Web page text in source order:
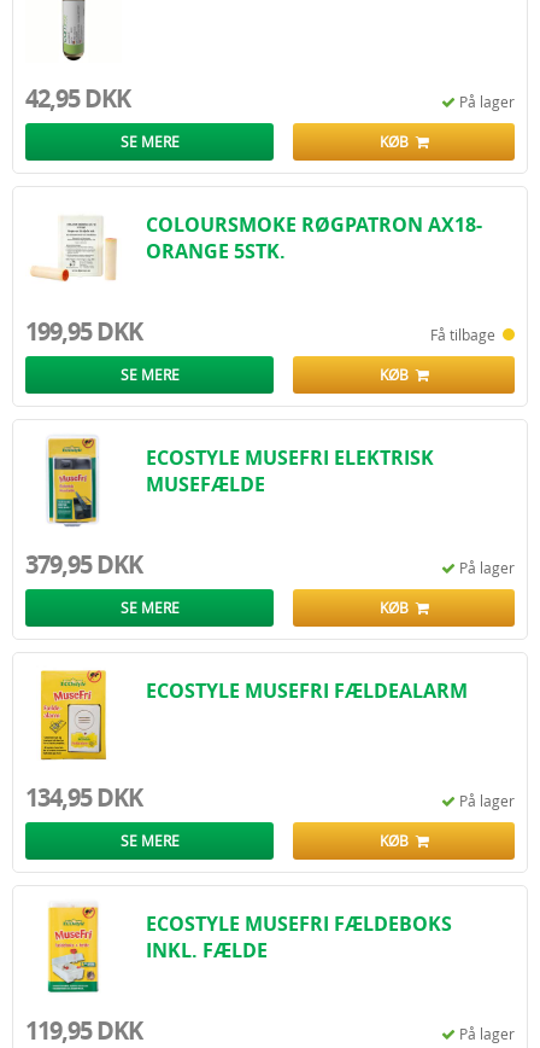
spørgsmål til bekæmpelse af mus i sommerhus, valg af den rigtige
musefælde og meget andet.
Vi hjælper dig gerne med at vælge de helt rigtige produkter, så du kan
mange danskere med effektiv skadedyrsbekæmpelse i årenes løb, og vi
glæder os til at hjælpe dig.
Kontakt os i dag, så vi sammen kan finde en helt rigtige løsning for dig. Vi
har markedets bedste priser, og vi leverer over hele landet. Vi afsender
ordrer i takt med, at vi modtager dem, så du kan roligt bestille i dag, så du
kan komme igang med effektiv bekæmpelse af skadedyr.
42,95 DKK På lager
SE MERE KØB
COLOURSMOKE RØGPATRON AX18-
ORANGE 5STK.
199,95 DKK Få tilbage
SE MERE KØB
ECOSTYLE MUSEFRI ELEKTRISK
MUSEFÆLDE
379,95 DKK På lager
SE MERE KØB
ECOSTYLE MUSEFRI FÆLDEALARM
134,95 DKK På lager
SE MERE KØB
ECOSTYLE MUSEFRI FÆLDEBOKS
INKL. FÆLDE
119,95 DKK På lager